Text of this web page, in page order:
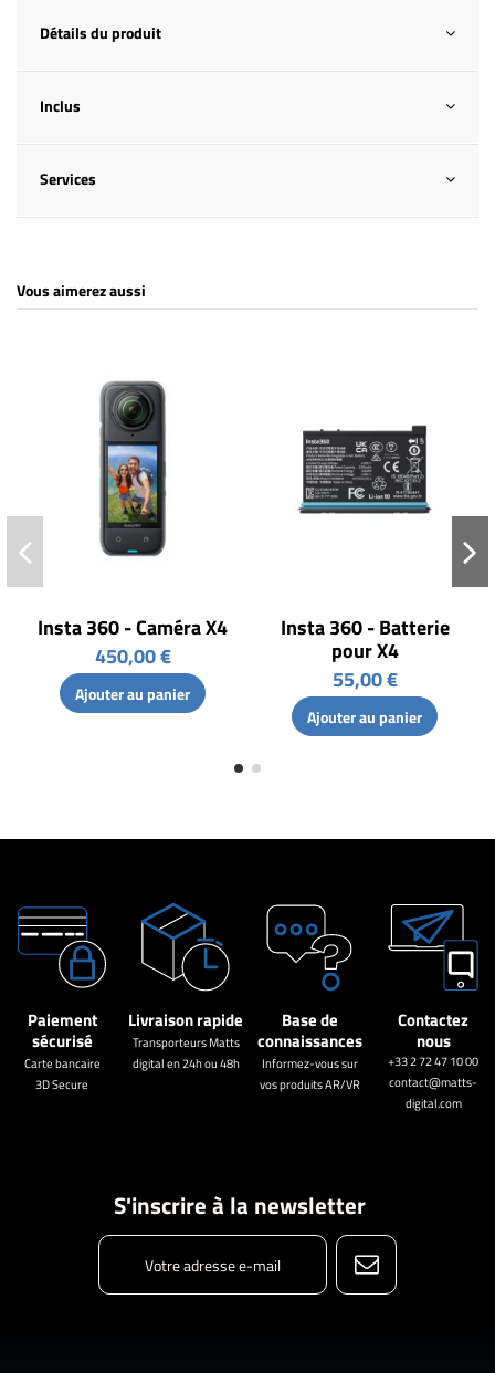
Détails du produit
Inclus
Services
Vous aimerez aussi
Insta 360 - Caméra X4
450,00 €
Ajouter au panier
Insta 360 - Batterie
pour X4
55,00 €
Ajouter au panier
Paiement
sécurisé
Carte bancaire
3D Secure
Livraison rapide
Transporteurs Matts
digital en 24h ou 48h
Base de
connaissances
Informez-vous sur
vos produits AR/VR
Contactez
nous
+33 2 72 47 10 00
contact@matts-
digital.com
S'inscrire à la newsletter